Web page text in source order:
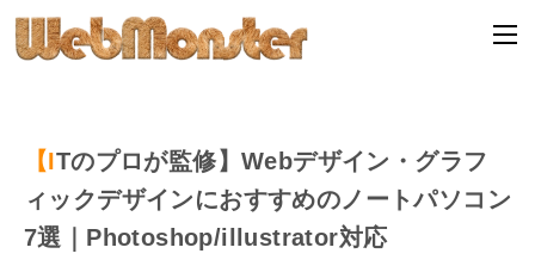
【ITのプロが監修】Webデザイン・グラフ
ィックデザインにおすすめのノートパソコン
7選｜Photoshop/illustrator対応